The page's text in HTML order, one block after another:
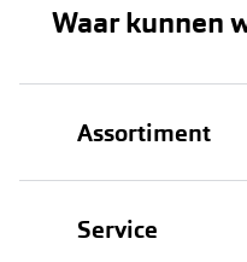
Waar kunnen
Assortiment
Service